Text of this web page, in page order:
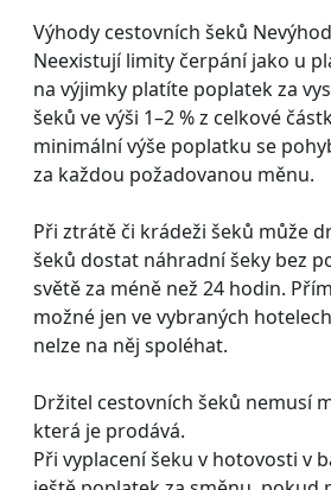
Výhody cestovních šeků
Neexistují limity čerpání jako u
na výjimky platíte poplatek za
šeků ve výši 1–2 % z celkové
minimální výše poplatku se
za každou požadovanou měnu.
Při ztrátě či krádeži šeků může
šeků dostat náhradní šeky bez
světě za méně než 24 hodin.
možné jen ve vybraných
nelze na něj spoléhat.
Držitel cestovních šeků nemusí
která je prodává.
Při vyplacení šeku v hotovosti v